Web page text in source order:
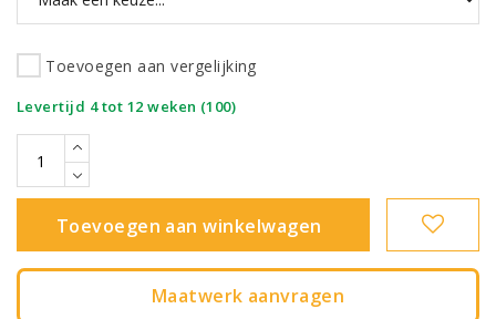
Toevoegen aan vergelijking
Levertijd 4 tot 12 weken (100)
Toevoegen aan winkelwagen
Maatwerk aanvragen